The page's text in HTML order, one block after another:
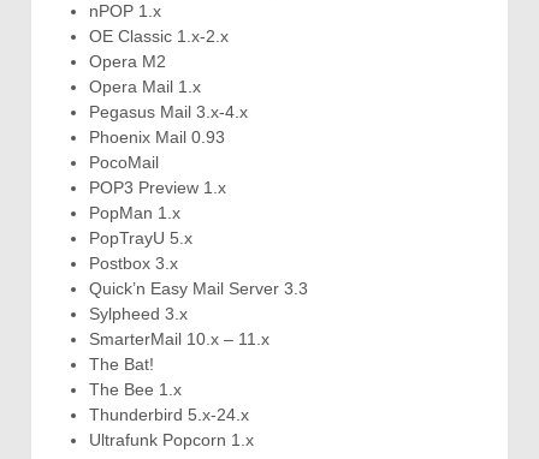
nPOP 1.x
OE Classic 1.x-2.x
Opera M2
Opera Mail 1.x
Pegasus Mail 3.x-4.x
Phoenix Mail 0.93
PocoMail
POP3 Preview 1.x
PopMan 1.x
PopTrayU 5.x
Postbox 3.x
Quick’n Easy Mail Server 3.3
Sylpheed 3.x
SmarterMail 10.x – 11.x
The Bat!
The Bee 1.x
Thunderbird 5.x-24.x
Ultrafunk Popcorn 1.x